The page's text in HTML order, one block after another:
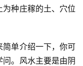
种庄稼的土、穴位
单介绍一下，你可
。风水主要是由阴